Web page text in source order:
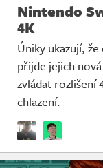
Nintendo
4K
Úniky ukazují,
přijde jejich
zvládat rozlišení
chlazení.